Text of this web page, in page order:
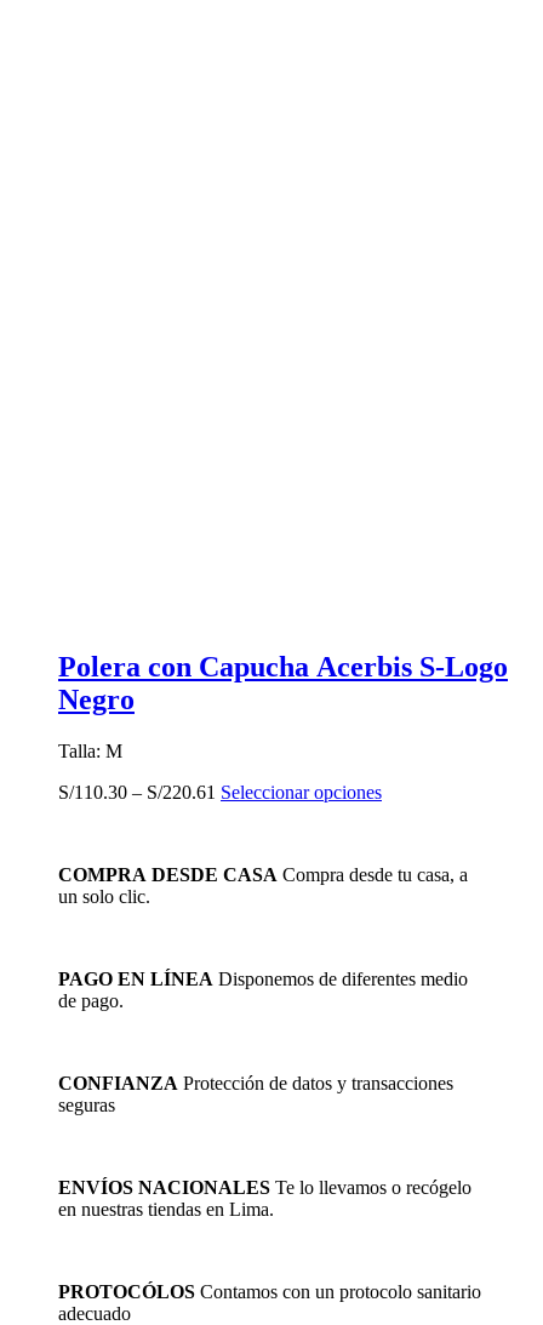
Polera con Capucha Acerbis S-Logo
Negro
Talla: M
S/110.30 – S/220.61 Seleccionar opcionesEste
variantes.
elegir
producto
COMPRA DESDE CASA Compra desde tu casa, a
un solo clic.
PAGO EN LÍNEA Disponemos de diferentes medio
de pago.
CONFIANZA Protección de datos y transacciones
seguras
ENVÍOS NACIONALES Te lo llevamos o recógelo
en nuestras tiendas en Lima.
PROTOCÓLOS Contamos con un protocolo sanitario
adecuado